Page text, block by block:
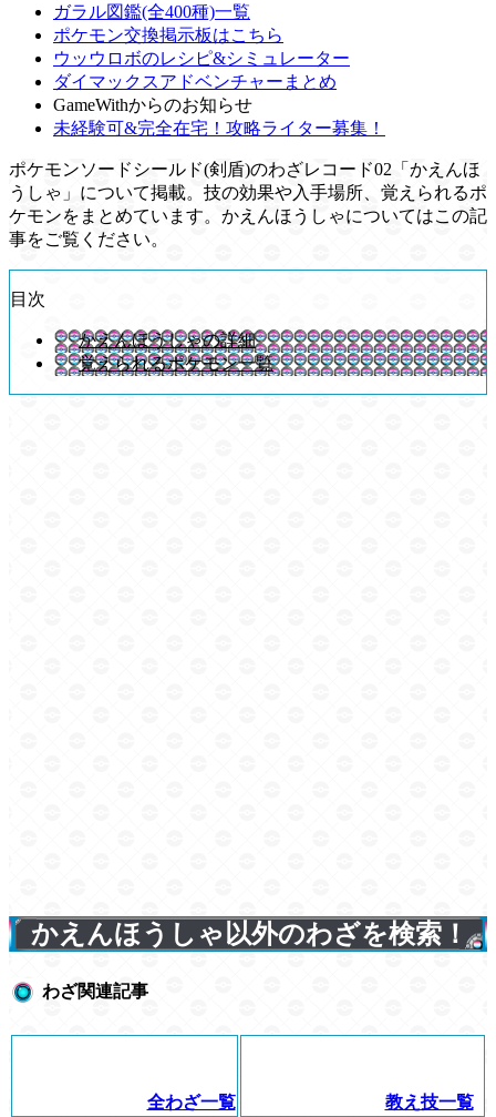
ガラル図鑑(全400種)一覧
ポケモン交換掲示板はこちら
ウッウロボのレシピ&シミュレーター
ダイマックスアドベンチャーまとめ
GameWithからのお知らせ
未経験可&完全在宅！攻略ライター募集！
ポケモンソードシールド(剣盾)のわざレコード02「かえんほ
うしゃ」について掲載。技の効果や入手場所、覚えられるポ
ケモンをまとめています。かえんほうしゃについてはこの記
事をご覧ください。
目次
かえんほうしゃの詳細
覚えられるポケモン一覧
かえんほうしゃ以外のわざを検索！
わざ関連記事
全わざ一覧 教え技一覧